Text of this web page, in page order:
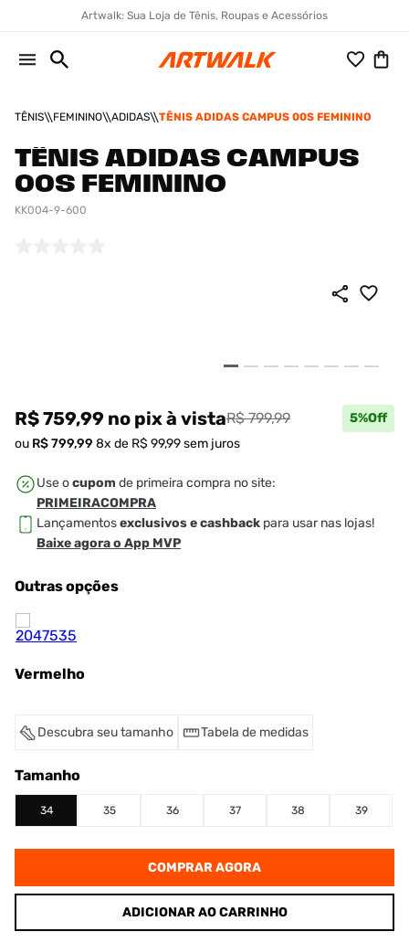
Artwalk: Sua Loja de Tênis, Roupas e Acessórios
TÊNIS FEMININO ADIDAS TÊNIS ADIDAS CAMPUS 00S FEMININO
TÊNIS ADIDAS CAMPUS
00S FEMININO
KK004-9-600
R$ 759,99 no pixà vistaR$ 799,99 5%Off
ou R$799,99 8x de R$ 99,99sem juros
Use ocupom de primeira compra no site:
PRIMEIRACOMPRA
Lançamentosexclusivos e cashback para usar nas lojas!
Baixe agora o App MVP
Outras opções
Vermelho
Descubra seu tamanho Tabela de medidas
Tamanho
34 35 36 37 38 39
COMPRAR AGORA
ADICIONAR AO CARRINHO